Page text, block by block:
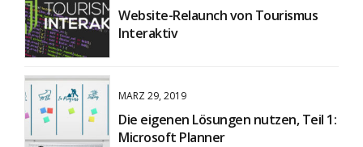
Website-Relaunch von Tourismus
Interaktiv
MÄRZ 29, 2019
Die eigenen Lösungen nutzen, Teil 1:
Microsoft Planner